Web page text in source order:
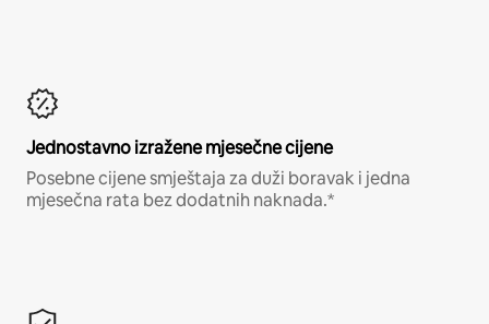
Jednostavno izražene mjesečne cijene
Posebne cijene smještaja za duži boravak i jedna
mjesečna rata bez dodatnih naknada.*